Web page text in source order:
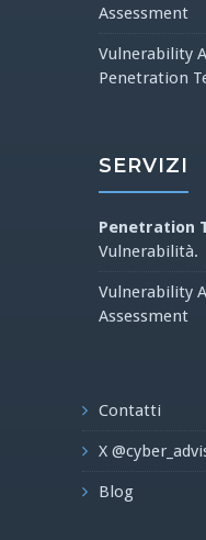
Assessment
Vulnerability
Penetration
SERVIZI
Penetration
Vulnerabilità.
Vulnerability
Assessment
Contatti
X
Blog